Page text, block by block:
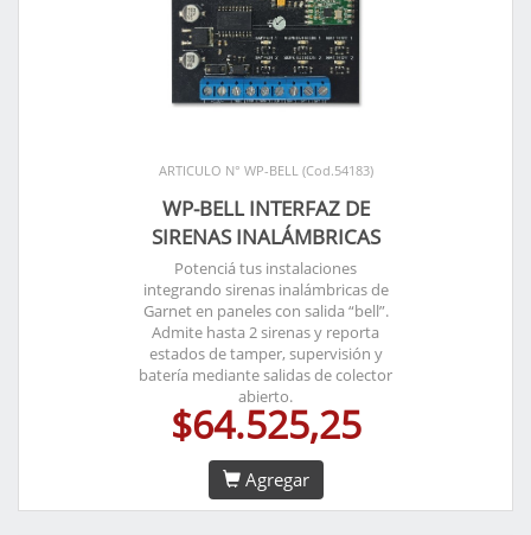
ARTICULO N° WP-BELL (Cod.54183)
WP-BELL INTERFAZ DE
SIRENAS INALÁMBRICAS
Potenciá tus instalaciones
integrando sirenas inalámbricas de
Garnet en paneles con salida “bell”.
Admite hasta 2 sirenas y reporta
estados de tamper, supervisión y
batería mediante salidas de colector
abierto.
$64.525,25
Agregar